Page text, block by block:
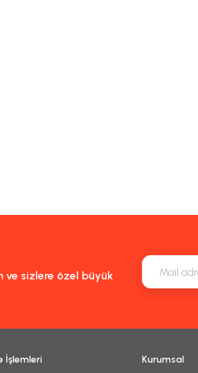
ve sizlere özel büyük
İşlemleri Kurumsal